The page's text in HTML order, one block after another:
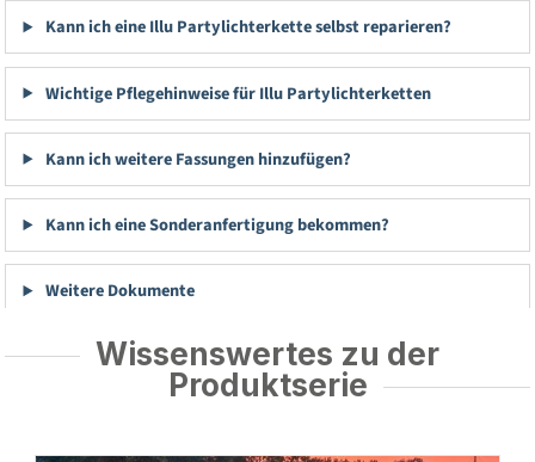
Kann ich eine Illu Partylichterkette selbst reparieren?
Wichtige Pflegehinweise für Illu Partylichterketten
Kann ich weitere Fassungen hinzufügen?
Kann ich eine Sonderanfertigung bekommen?
Weitere Dokumente
Wissenswertes zu der
Produktserie